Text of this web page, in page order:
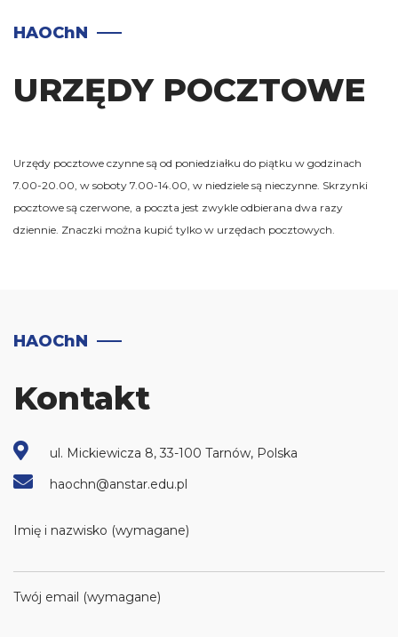
HAOChN
URZĘDY POCZTOWE
Urzędy pocztowe czynne są od poniedziałku do piątku w godzinach
7.00-20.00, w soboty 7.00-14.00, w niedziele są nieczynne. Skrzynki
pocztowe są czerwone, a poczta jest zwykle odbierana dwa razy
dziennie. Znaczki można kupić tylko w urzędach pocztowych.
HAOChN
Kontakt
ul. Mickiewicza 8, 33-100 Tarnów, Polska
haochn@anstar.edu.pl
Imię i nazwisko (wymagane)
Twój email (wymagane)